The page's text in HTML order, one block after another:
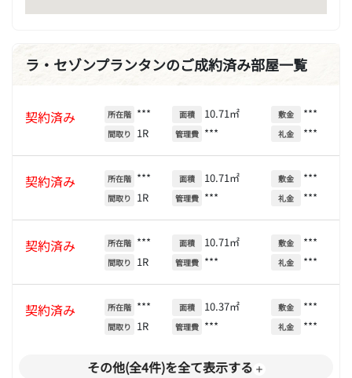
ラ・セゾンプランタンのご成約済み部屋一覧
契約済み 所在階 ***
間取り 1R
面積 10.71㎡
管理費 ***
敷金 ***
礼金 ***
契約済み 所在階 ***
間取り 1R
面積 10.71㎡
管理費 ***
敷金 ***
礼金 ***
契約済み 所在階 ***
間取り 1R
面積 10.71㎡
管理費 ***
敷金 ***
礼金 ***
契約済み 所在階 ***
間取り 1R
面積 10.37㎡
管理費 ***
敷金 ***
礼金 ***
その他(全4件)を全て表示する